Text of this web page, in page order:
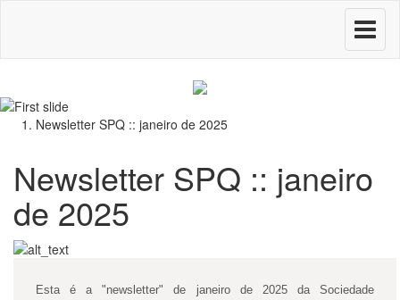
Toggle
Newsletter SPQ :: janeiro de 2025
Newsletter SPQ :: janeiro
de 2025
Esta é a "newsletter" de janeiro de 2025 da Sociedade